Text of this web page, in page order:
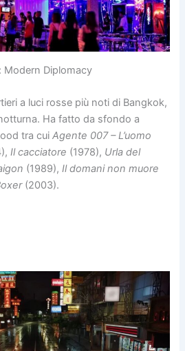
Modern Diplomacy
a luci rosse più noti di Bangkok,
Ha fatto da sfondo a
tra cuiAgente 007 – L’uomo
Il cacciatore (1978), Urla del
(1989),Il domani non muore
(2003).